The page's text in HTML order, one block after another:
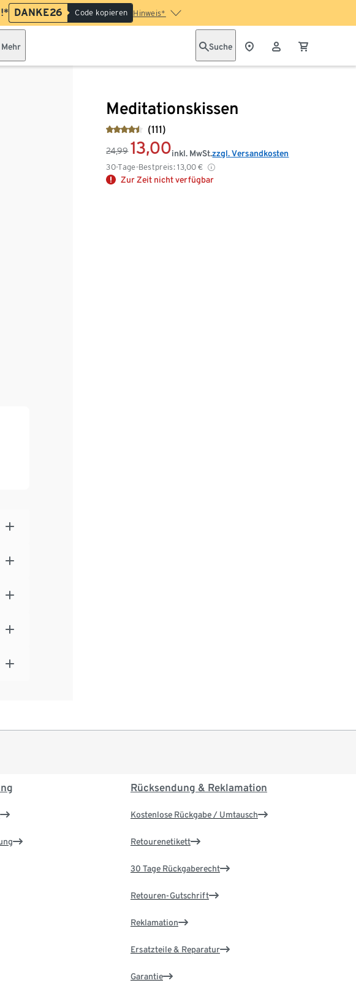
DANKE26 Code kopieren Hinweis*
Mehr Suche
Meditationskissen
(111)
24,99 13,00
30-Tage-Bestpreis: 13,00 €
inkl. MwSt.zzgl. Versandkosten
Zur Zeit nicht verfügbar
Rücksendung & Reklamation
Kostenlose Rückgabe / Umtausch
Retourenetikett
30 Tage Rückgaberecht
Retouren-Gutschrift
Reklamation
Ersatzteile & Reparatur
Garantie